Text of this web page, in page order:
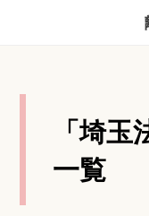
「埼
一覧